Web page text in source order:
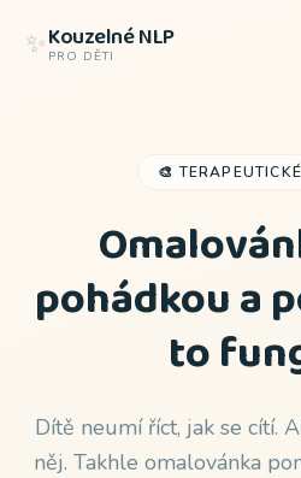
✨Kouzelné NLP
PRO DĚTI
Kouzelné srdíčko na cestách
Odloučení od maminky
🎨
pohádkou a
to
Dítě neumí říct, jak se cítí.
něj. Takhle omalovánka